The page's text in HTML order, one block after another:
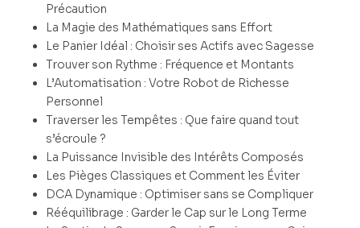
Précaution
La Magie des Mathématiques sans Effort
Le Panier Idéal : Choisir ses Actifs avec Sagesse
Trouver son Rythme : Fréquence et Montants
L’Automatisation : Votre Robot de Richesse
Personnel
Traverser les Tempêtes : Que faire quand tout
s’écroule ?
La Puissance Invisible des Intérêts Composés
Les Pièges Classiques et Comment les Éviter
DCA Dynamique : Optimiser sans se Compliquer
Rééquilibrage : Garder le Cap sur le Long Terme